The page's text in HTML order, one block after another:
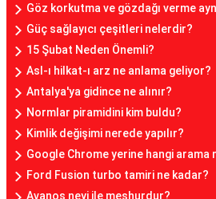
Göz korkutma ve gözdağı verme
Güç sağlayıcı çeşitleri nelerdir?
15 Şubat Neden Önemli?
Asl-ı hilkat-ı arz ne anlama geliyor?
Antalya'ya gidince ne alınır?
Normlar piramidini kim buldu?
Kimlik değişimi nerede yapılır?
Google Chrome yerine hangi arama
Ford Fusion turbo tamiri ne kadar?
Avanos neyi ile meşhurdur?